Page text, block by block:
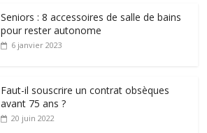
Seniors : 8 accessoires de salle de bains
pour rester autonome
6 janvier 2023
Faut-il souscrire un contrat obsèques
avant 75 ans ?
20 juin 2022